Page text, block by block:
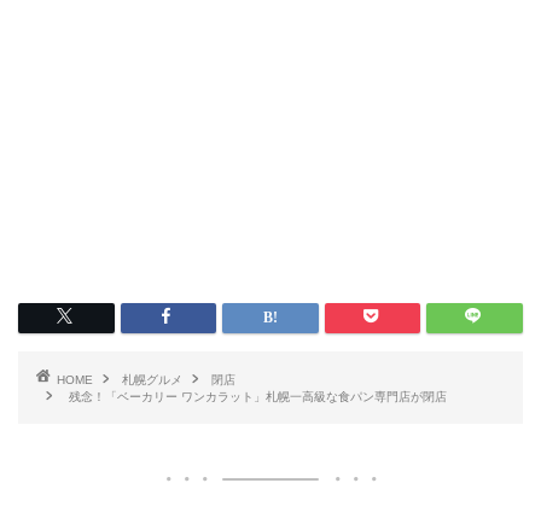
HOME 札幌グルメ
閉店
残念！「ベーカリー ワンカラット」札幌一高級な食パン専門店が閉店